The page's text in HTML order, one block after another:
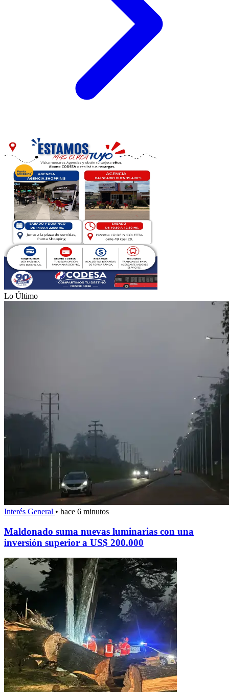
Lo Último
Interés General • hace 6 minutos
Maldonado suma nuevas luminarias con una
inversión superior a US$ 200.000